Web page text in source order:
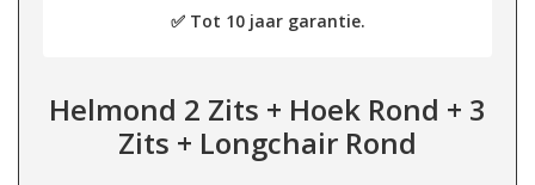
✅ Tot 10 jaar garantie.
Helmond 2 Zits + Hoek Rond + 3
Zits + Longchair Rond